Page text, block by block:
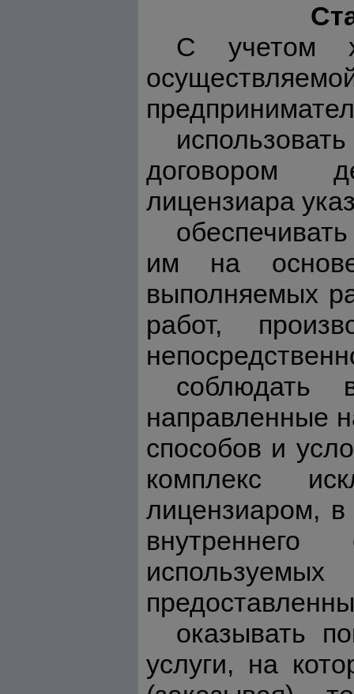
С учетом
договором
лицензиара
им на основе
выполняемых
работ,
соблюдать
направленные
способов и
комплекс
лицензиаром,
оказывать
услуги, на